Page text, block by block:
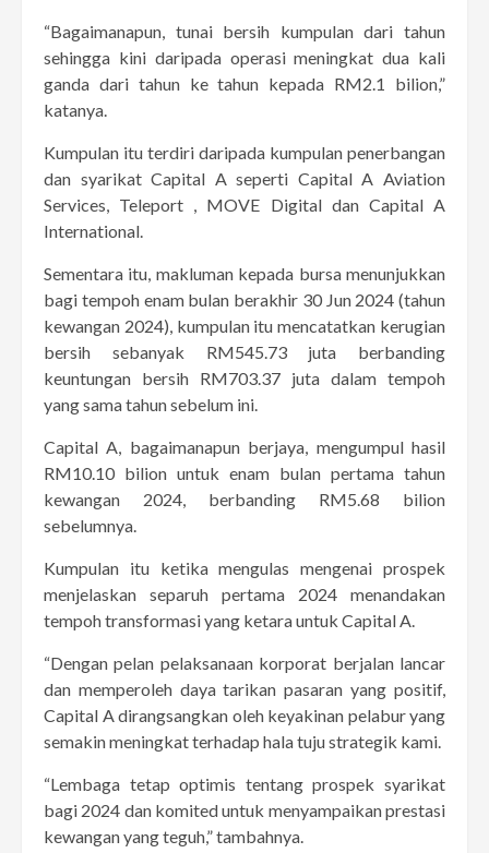
“Bagaimanapun, tunai bersih kumpulan dari tahun
sehingga kini daripada operasi meningkat dua kali
ganda dari tahun ke tahun kepada RM2.1 bilion,”
katanya.
Kumpulan itu terdiri daripada kumpulan penerbangan
dan syarikat Capital A seperti Capital A Aviation
Services, Teleport , MOVE Digital dan Capital A
International.
Sementara itu, makluman kepada bursa menunjukkan
bagi tempoh enam bulan berakhir 30 Jun 2024 (tahun
kewangan 2024), kumpulan itu mencatatkan kerugian
bersih sebanyak RM545.73 juta berbanding
keuntungan bersih RM703.37 juta dalam tempoh
yang sama tahun sebelum ini.
Capital A, bagaimanapun berjaya, mengumpul hasil
RM10.10 bilion untuk enam bulan pertama tahun
kewangan 2024, berbanding RM5.68 bilion
sebelumnya.
Kumpulan itu ketika mengulas mengenai prospek
menjelaskan separuh pertama 2024 menandakan
tempoh transformasi yang ketara untuk Capital A.
“Dengan pelan pelaksanaan korporat berjalan lancar
dan memperoleh daya tarikan pasaran yang positif,
Capital A dirangsangkan oleh keyakinan pelabur yang
semakin meningkat terhadap hala tuju strategik kami.
“Lembaga tetap optimis tentang prospek syarikat
bagi 2024 dan komited untuk menyampaikan prestasi
kewangan yang teguh,” tambahnya.